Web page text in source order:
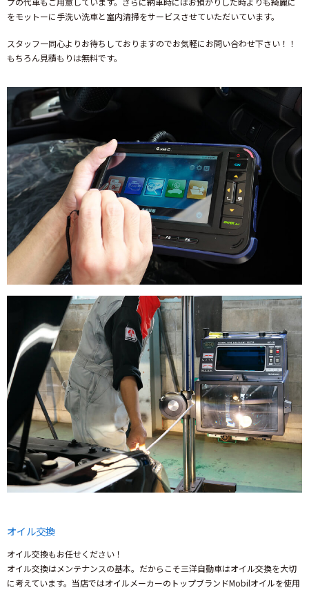
をモットーに手洗い洗車と室内清掃をサービスさせていただいています。
スタッフ一同心よりお待ちしておりますのでお気軽にお問い合わせ下さい！！
もちろん見積もりは無料です。
オイル交換
オイル交換もお任せください！
オイル交換はメンテナンスの基本。だからこそ三洋自動車はオイル交換を大切
に考えています。当店ではオイルメーカーのトップブランドMobilオイルを使用